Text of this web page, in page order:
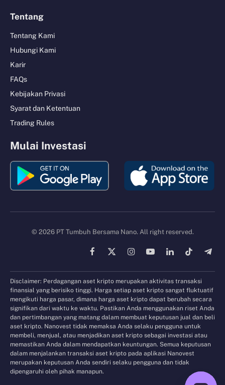
Tentang
Tentang Kami
Hubungi Kami
Karir
FAQs
Kebijakan Privasi
Syarat dan Ketentuan
Trading Rules
Mulai Investasi
© 2026 PT Tumbuh Bersama Nano. All right reserved.
Facebook
X
InstagramYouTubeLinkedInTikTok
Disclaimer: Perdagangan aset kripto merupakan aktivitas transaksi
finansial yang berisiko tinggi. Harga setiap aset kripto sangat fluktuatif
mengikuti harga pasar, dimana harga aset kripto dapat berubah secara
signifikan dari waktu ke waktu. Pastikan Anda menggunakan riset Anda
dan pertimbangan yang matang dalam membuat keputusan jual dan beli
aset kripto. Nanovest tidak memaksa Anda selaku pengguna untuk
membeli, menjual, atau menjadikan aset kripto sebagai investasi atau
memastikan Anda dalam mendapatkan keuntungan. Semua keputusan
dalam menjalankan transaksi aset kripto pada aplikasi Nanovest
merupakan keputusan Anda sendiri selaku pengguna dan tidak
dipengaruhi oleh pihak manapun.